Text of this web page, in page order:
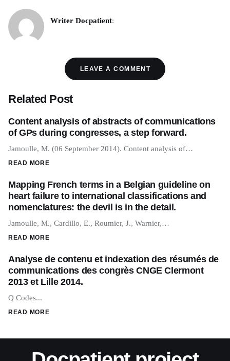
Writer Docpatient:
LEAVE A COMMENT
Related Post
Content analysis of abstracts of communications
of GPs during congresses, a step forward.
Jamoulle, M. (06 September 2014). Content analysis of…
READ MORE
Mapping French terms in a Belgian guideline on
heart failure to international classifications and
nomenclatures: the devil is in the detail.
Jamoulle, M., Cardillo, E., Roumier, J., Warnier,…
READ MORE
Analyse de contenu et indexation des résumés de
communications des congrès CNGE Clermont
2013 et Lille 2014.
Q Codes...
READ MORE